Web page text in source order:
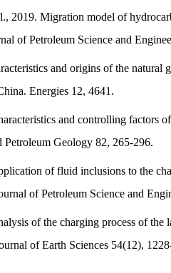
2019. Migration model of
of Petroleum Science and
and origins of the natural
Energies 12, 4641.
and controlling factors
Petroleum Geology 82, 265-296.
of fluid inclusions to the
of Petroleum Science and
of the charging process of the
of Earth Sciences 54(12),